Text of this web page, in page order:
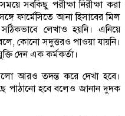
সবকিছু পরীক্ষা নিরীক্ষা করা
ফার্মেসিতে আনা হিসাবের মিল
লেখাও হয়নি। এনিয়ে
কোনো সদুত্তরও পাওয়া যায়নি।
দেন এক কর্মকর্তা।
আরও তদন্ত করে দেখা হবে।
পাঠানো হবে বলেও জানান দুদক